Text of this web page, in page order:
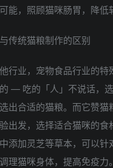
能，照顾猫咪肠胃，降低
统猫粮制作的区别
业，宠物食品行业的特
— 吃的「人」不说话，选
出合适的猫粮。而它赞猫
出发，选择适合猫咪的食
添加灵芝等草本，可以针
理猫咪身体，提高免疫力。